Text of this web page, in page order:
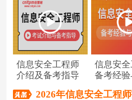
信息安全工程师
介绍及备考指导
信息安
备考经
2026年信息安全工程